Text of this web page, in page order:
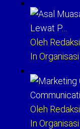
Lewat P…
Oleh
In
Oleh
In